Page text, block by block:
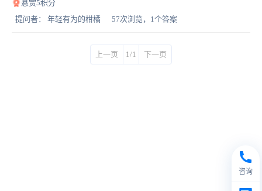
悬赏5积分
提问者： 年轻有为的柑橘
57次浏览，1个答案
上一页 1/1 下一页
咨询